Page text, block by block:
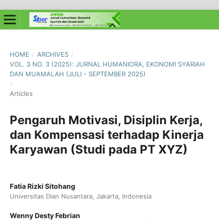
HOME / ARCHIVES /
VOL. 3 NO. 3 (2025): JURNAL HUMANIORA, EKONOMI SYARIAH
DAN MUAMALAH (JULI - SEPTEMBER 2025)
/
Articles
Pengaruh Motivasi, Disiplin Kerja,
dan Kompensasi terhadap Kinerja
Karyawan (Studi pada PT XYZ)
Fatia Rizki Sitohang
Universitas Dian Nusantara, Jakarta, Indonesia
Wenny Desty Febrian